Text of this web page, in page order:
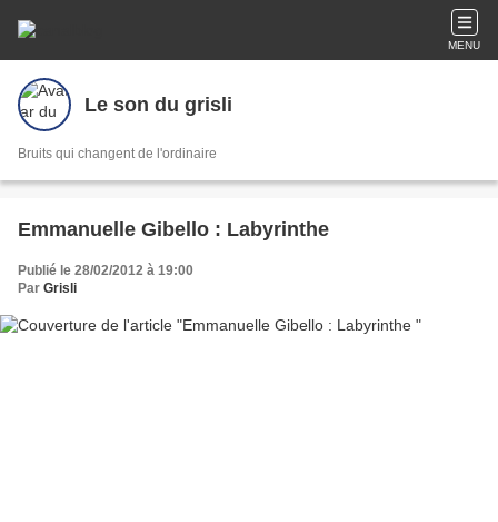
MENU
Le son du grisli
Bruits qui changent de l'ordinaire
Emmanuelle Gibello : Labyrinthe
Publié le 28/02/2012 à 19:00
Par Grisli